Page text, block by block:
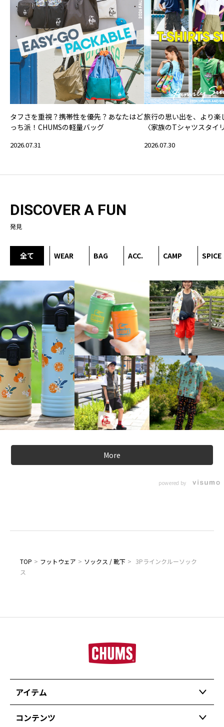
タフさを重視？携帯性を優先？あなたはど
っち派！CHUMSの軽量バッグ
2026.07.31
旅行の思い出を、より楽
〈家族のTシャツスタイ
2026.07.30
DISCOVER A FUN
発見
全て WEAR BAG ACC. CAMP SPICE
More
powered by
TOP > フットウェア > ソックス / 靴下 > 3Pラインクルーソック
ス
アイテム
コンテンツ